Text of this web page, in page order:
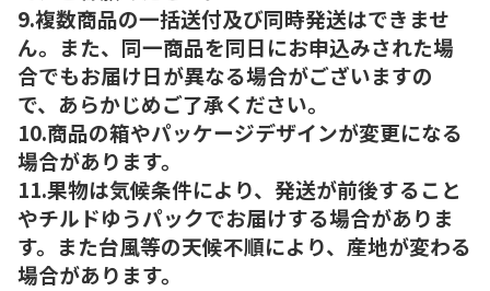
9.複数商品の一括送付及び同時発送はできませ
ん。また、同一商品を同日にお申込みされた場
合でもお届け日が異なる場合がございますの
で、あらかじめご了承ください。
10.商品の箱やパッケージデザインが変更になる
場合があります。
11.果物は気候条件により、発送が前後すること
やチルドゆうパックでお届けする場合がありま
す。また台風等の天候不順により、産地が変わる
場合があります。